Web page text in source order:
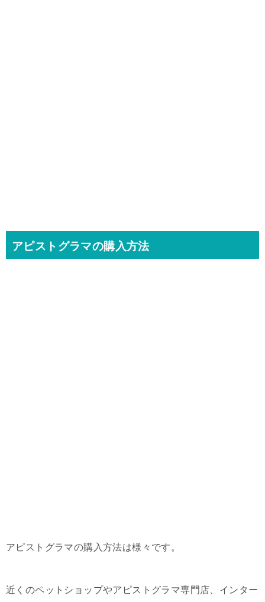
アピストグラマの購入方法
アピストグラマの購入方法は様々です。
近くのペットショップやアピストグラマ専門店、インター